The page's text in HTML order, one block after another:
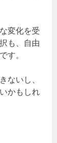
変化を受
も、自由
す。
ないし、
かもしれ